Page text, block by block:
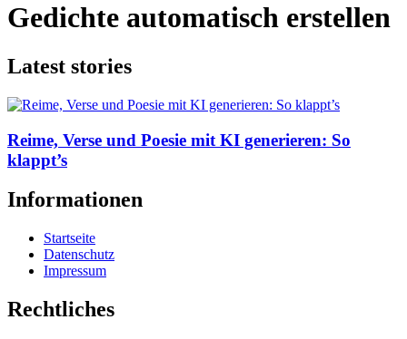
Gedichte automatisch erstellen
Latest stories
Reime, Verse und Poesie mit KI generieren: So
klappt’s
Informationen
Startseite
Datenschutz
Impressum
Rechtliches